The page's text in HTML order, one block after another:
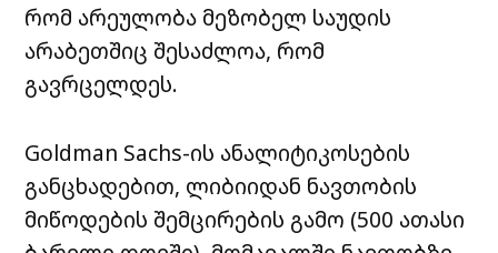
რომ არეულობა მეზობელ საუდის
არაბეთშიც შესაძლოა, რომ
გავრცელდეს.
Goldman Sachs-ის ანალიტიკოსების
განცხადებით, ლიბიიდან ნავთობის
მიწოდების შემცირების გამო (500 ათასი